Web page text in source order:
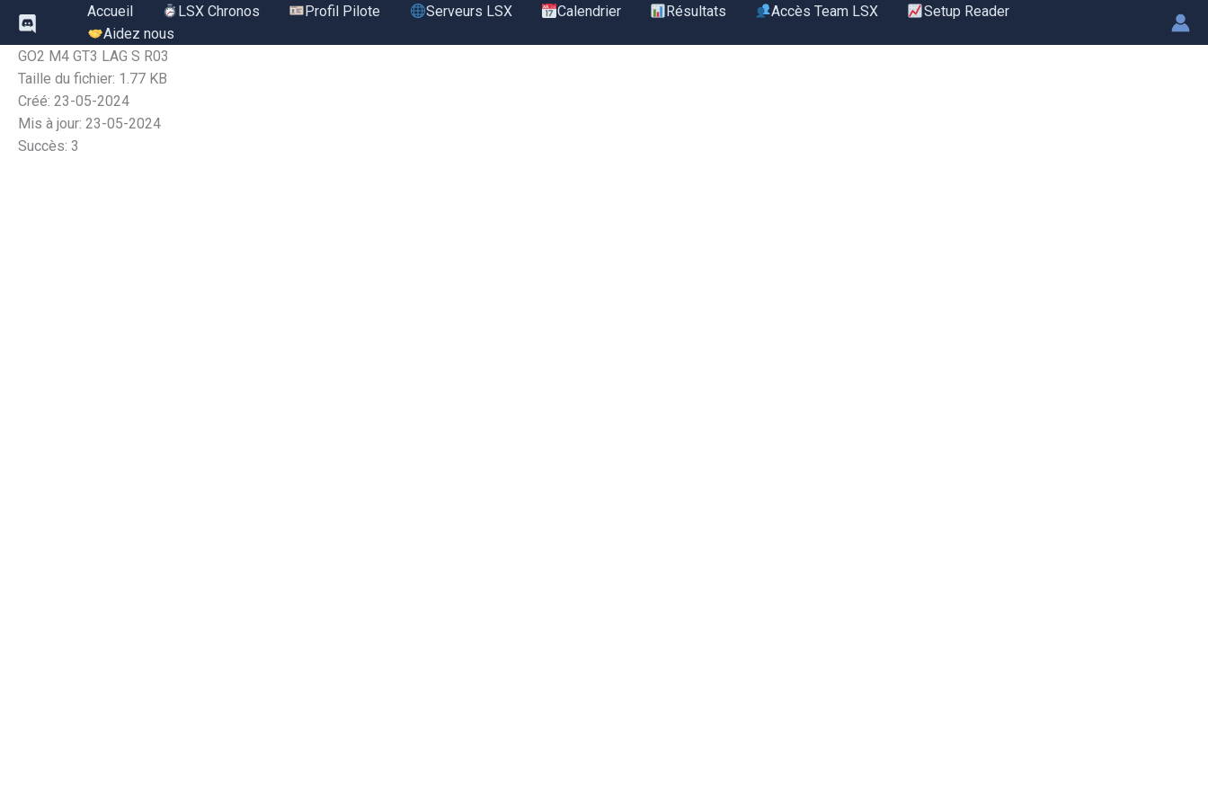
Aller
contenu
Accueil LSX Chronos Profil Pilote Serveurs LSX Calendrier Résultats Accès Team LSX
Setup Reader
Aidez nous
GO2 M4 GT3 LAG S R03
Taille du fichier: 1.77 KB
Créé: 23-05-2024
Mis à jour: 23-05-2024
Succès: 3